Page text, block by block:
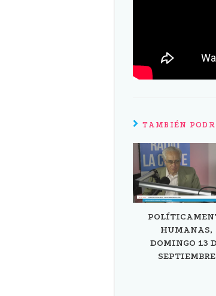
TAMBIÉN
HUMANAS,
DOMINGO 13
SEPTIEMBRE